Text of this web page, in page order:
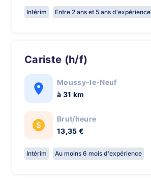
Intérim Entre 2 ans et 5 ans d'expérience
Cariste (h/f)
Moussy-le-Neuf
à 31 km
Brut/heure
13,35 €
Intérim Au moins 6 mois d'expérience